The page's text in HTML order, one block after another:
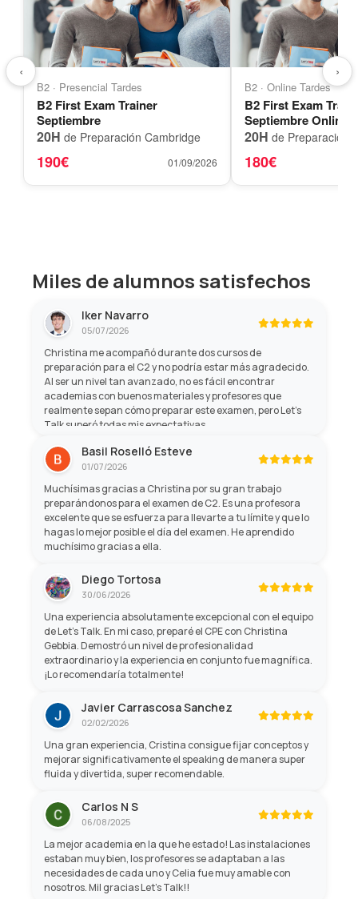
B2 · Presencial Tardes
B2 First Exam Trainer
Septiembre
20H de Preparación Cambridge
190€ 01/09/2026
B2 · Online Tardes
B2 First Exam
Septiembre Online
20H de Preparación
180€
‹ ›
Miles de alumnos satisfechos
Iker Navarro
05/07/2026
Christina me acompañó durante dos cursos de
preparación para el C2 y no podría estar más agradecido.
Al ser un nivel tan avanzado, no es fácil encontrar
academias con buenos materiales y profesores que
realmente sepan cómo preparar este examen, pero Let's
Talk superó todas mis expectativas.
Basil Roselló Esteve
01/07/2026
Muchísimas gracias a Christina por su gran trabajo
preparándonos para el examen de C2. Es una profesora
excelente que se esfuerza para llevarte a tu límite y que lo
hagas lo mejor posible el día del examen. He aprendido
muchísimo gracias a ella.
Diego Tortosa
30/06/2026
Una experiencia absolutamente excepcional con el equipo
de Let's Talk. En mi caso, preparé el CPE con Christina
Gebbia. Demostró un nivel de profesionalidad
extraordinario y la experiencia en conjunto fue magnífica.
¡Lo recomendaría totalmente!
Javier Carrascosa Sanchez
02/02/2026
Una gran experiencia, Cristina consigue fijar conceptos y
mejorar significativamente el speaking de manera super
fluida y divertida, super recomendable.
Carlos N S
06/08/2025
La mejor academia en la que he estado! Las instalaciones
estaban muy bien, los profesores se adaptaban a las
necesidades de cada uno y Celia fue muy amable con
nosotros. Mil gracias Let's Talk!!